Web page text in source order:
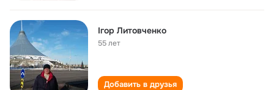
Ігор Литовченко
55 лет
Добавить в друзья